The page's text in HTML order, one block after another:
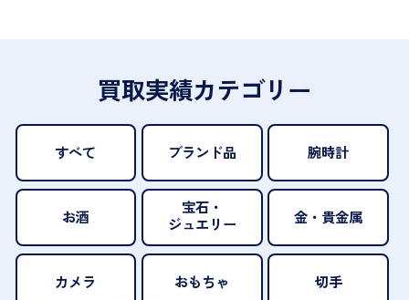
買取実績カテゴリー
すべて ブランド品 腕時計
お酒
宝石・
ジュエリー
金・貴金属
カメラ おもちゃ 切手